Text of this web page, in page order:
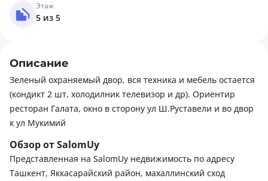
Этаж
5 из 5
Описание
Зеленый охраняемый двор, вся техника и мебель остается
(кондикт 2 шт, холодилник телевизор и др). Ориентир
ресторан Галата, окно в сторону ул Ш.Руставели и во двор
к ул Мукимий
Обзор от SalomUy
Представленная на SalomUy недвижимость по адресу
Ташкент, Яккасарайский район, махаллинский сход